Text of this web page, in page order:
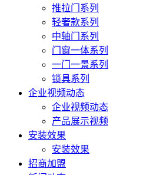
推拉门系列
轻奢款系列
中轴门系列
门窗一体系列
一门一景系列
锁具系列
企业视频动态
企业视频动态
产品展示视频
安装效果
安装效果
招商加盟